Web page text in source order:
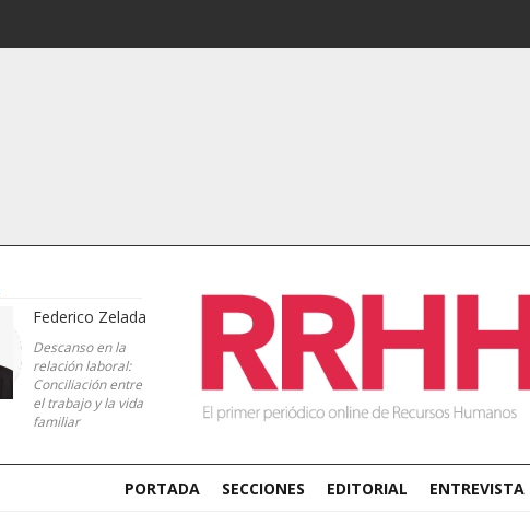
Federico Zelada
Descanso en la
relación laboral:
Conciliación entre
el trabajo y la vida
familiar
PORTADA SECCIONES EDITORIAL ENTREVISTA